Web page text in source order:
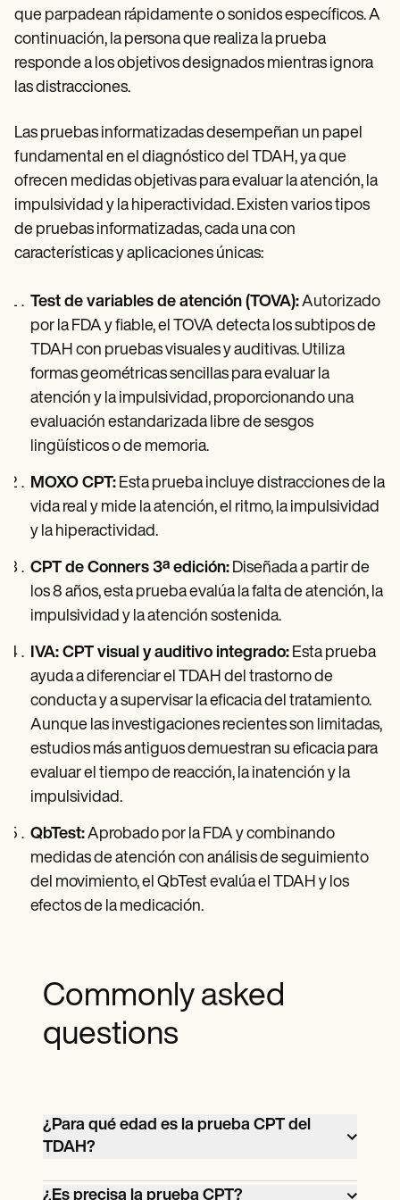
que parpadean rápidamente o sonidos específicos. A
continuación, la persona que realiza la prueba
responde a los objetivos designados mientras ignora
las distracciones.
Las pruebas informatizadas desempeñan un papel
fundamental en el diagnóstico del TDAH, ya que
ofrecen medidas objetivas para evaluar la atención, la
impulsividad y la hiperactividad. Existen varios tipos
de pruebas informatizadas, cada una con
características y aplicaciones únicas:
Test de variables de atención (TOVA):Autorizado
por la FDA y fiable, el TOVA detecta los subtipos de
TDAH con pruebas visuales y auditivas. Utiliza
formas geométricas sencillas para evaluar la
atención y la impulsividad, proporcionando una
evaluación estandarizada libre de sesgos
lingüísticos o de memoria.
MOXO CPT: Esta prueba incluye distracciones de la
vida real y mide la atención, el ritmo, la impulsividad
y la hiperactividad.
CPT de Conners 3ª edición: Diseñada a partir de
los 8 años, esta prueba evalúa la falta de atención, la
impulsividad y la atención sostenida.
IVA: CPT visual y auditivo integrado: Esta prueba
ayuda a diferenciar el TDAH del trastorno de
conducta y a supervisar la eficacia del tratamiento.
Aunque las investigaciones recientes son limitadas,
estudios más antiguos demuestran su eficacia para
evaluar el tiempo de reacción, la inatención y la
impulsividad.
QbTest:Aprobado por la FDA y combinando
medidas de atención con análisis de seguimiento
del movimiento, el QbTest evalúa el TDAH y los
efectos de la medicación.
Commonly asked
questions
¿Para qué edad es la prueba CPT del
TDAH?
La prueba CPT para el TDAH suele ser
¿Es precisa la prueba CPT?